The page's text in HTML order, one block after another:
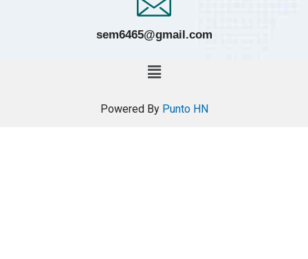
sem6465@gmail.com
Powered By Punto HN